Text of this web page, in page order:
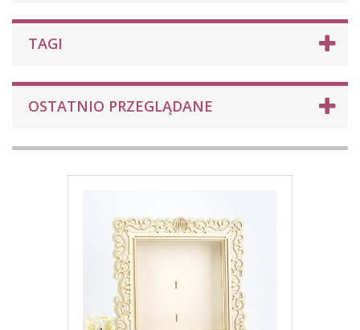
TAGI
OSTATNIO PRZEGLĄDANE